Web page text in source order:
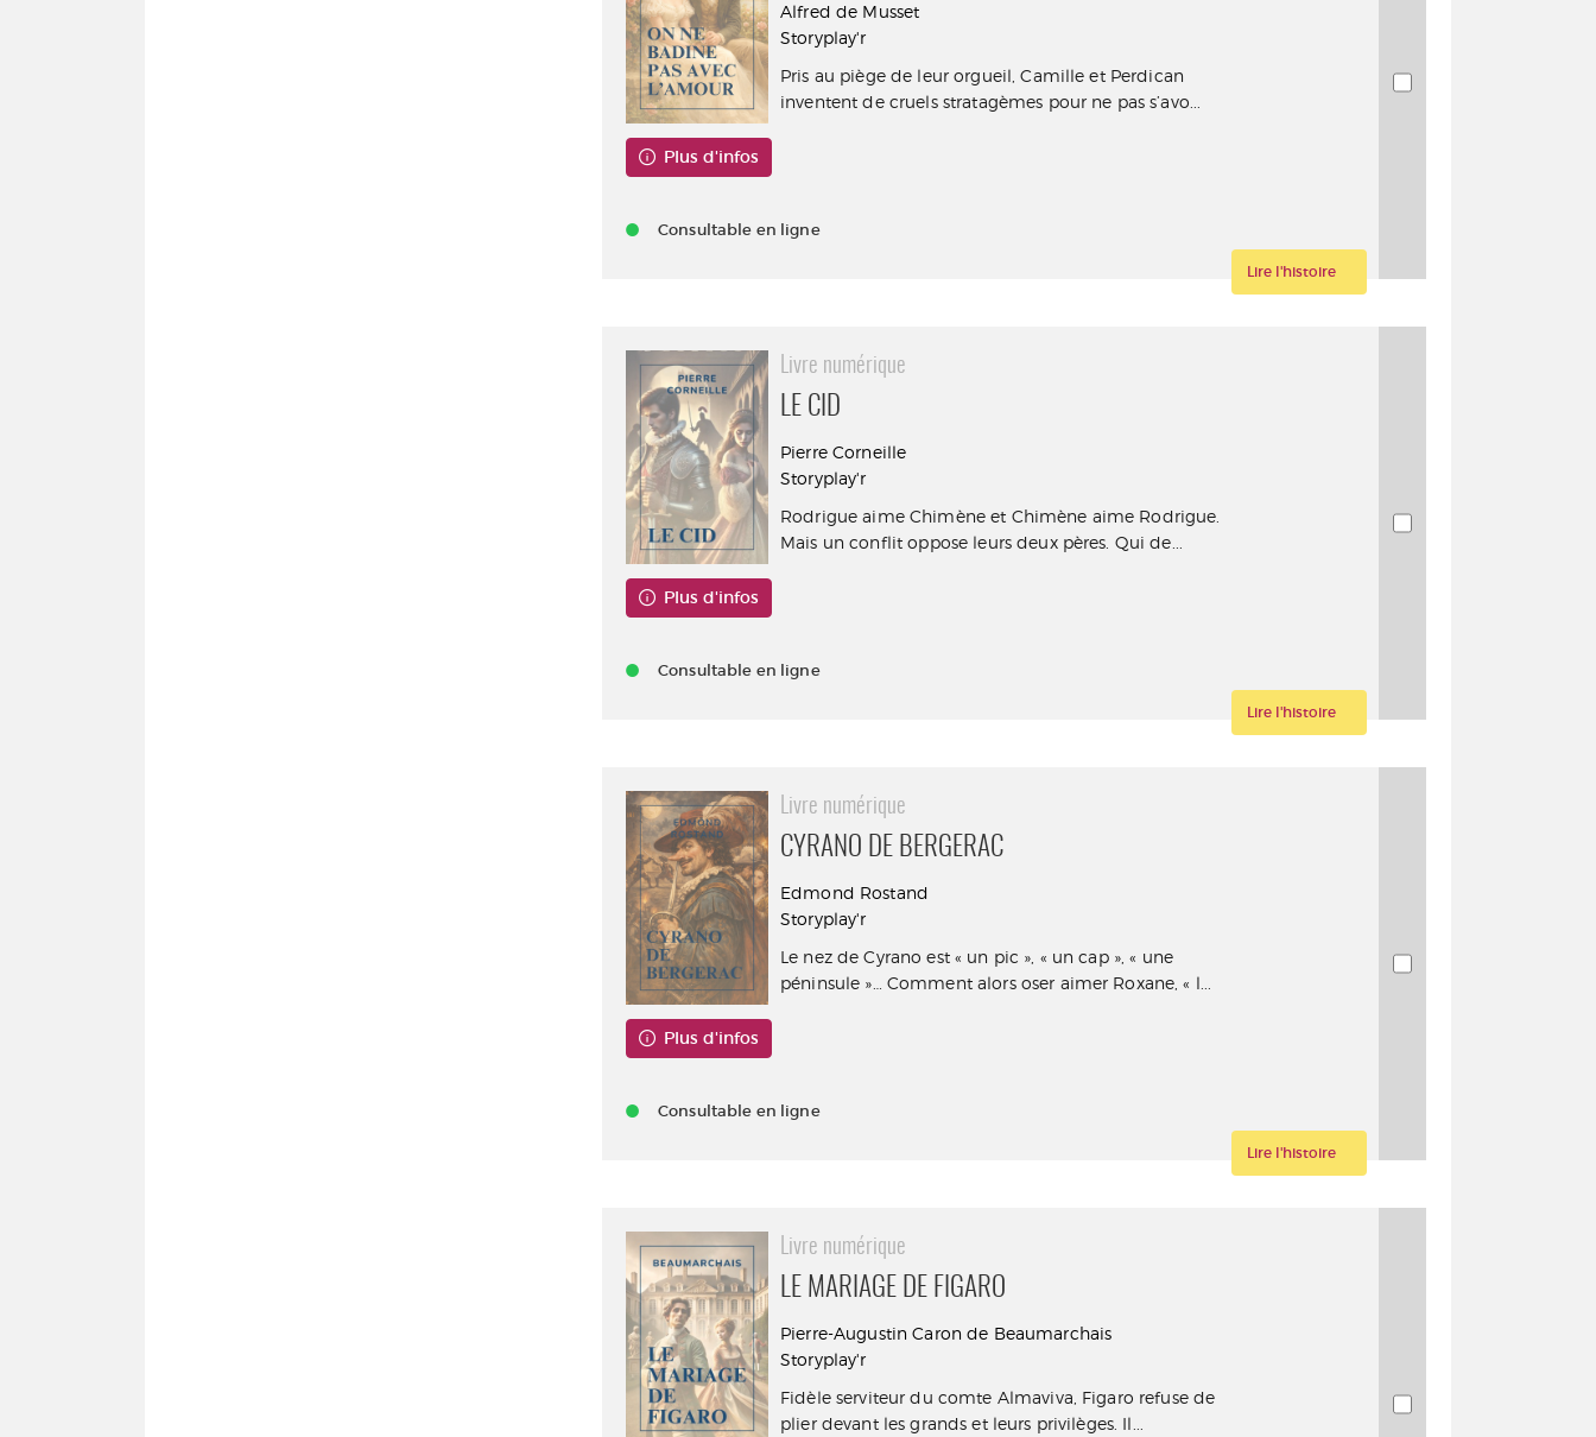
Alfred de Musset
Storyplay'r
Pris au piège de leur orgueil, Camille et Perdican
inventent de cruels stratagèmes pour ne pas s’avo...
Plus d'infos
Consultable en ligne
Lire l'histoire
Livre numérique
LE CID
Pierre Corneille
Storyplay'r
Rodrigue aime Chimène et Chimène aime Rodrigue.
Mais un conflit oppose leurs deux pères. Qui de...
Plus d'infos
Consultable en ligne
Lire l'histoire
Livre numérique
CYRANO DE BERGERAC
Edmond Rostand
Storyplay'r
Le nez de Cyrano est « un pic », « un cap », « une
péninsule »… Comment alors oser aimer Roxane, « l...
Plus d'infos
Consultable en ligne
Lire l'histoire
Livre numérique
LE MARIAGE DE FIGARO
Pierre-Augustin Caron de Beaumarchais
Storyplay'r
Fidèle serviteur du comte Almaviva, Figaro refuse de
plier devant les grands et leurs privilèges. Il...